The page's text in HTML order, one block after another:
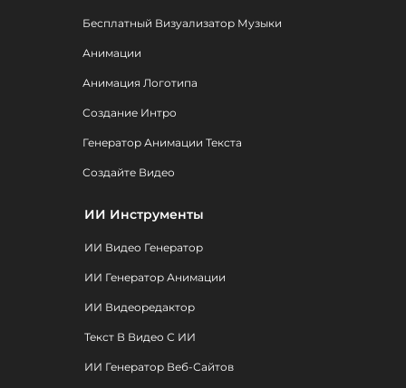
Бесплатный Визуализатор Музыки
Анимации
Анимация Логотипа
Создание Интро
Генератор Анимации Текста
Создайте Видео
ИИ Инструменты
ИИ Видео Генератор
ИИ Генератор Анимации
ИИ Видеоредактор
Текст В Видео С ИИ
ИИ Генератор Веб-Сайтов